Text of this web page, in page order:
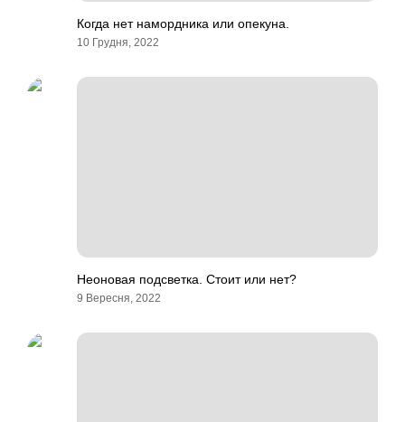
Когда нет намордника или опекуна.
10 Грудня, 2022
Неоновая подсветка. Стоит или нет?
9 Вересня, 2022